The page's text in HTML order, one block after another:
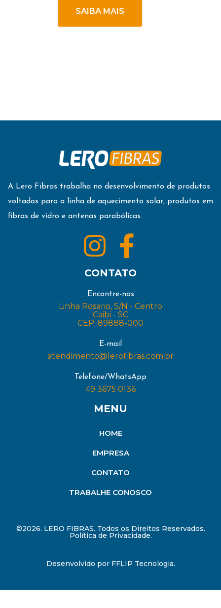
SAIBA MAIS
A Lero Fibras trabalha no desenvolvimento de produtos
voltados para a linha de aquecimento solar, produtos em
fibras de vidro e antenas parabólicas.
CONTATO
Encontre-nos
Linha Rosario, S/N - Centro
Caibi - SC
CEP: 89888-000
E-mail
atendimento@lerofibras.com.br
Telefone/WhatsApp
49 3675 0136
MENU
HOME
EMPRESA
CONTATO
TRABALHE CONOSCO
©2026. LERO FIBRAS. Todos os Direitos Reservados.
Política de Privacidade.
Desenvolvido por FFLIP Tecnologia.